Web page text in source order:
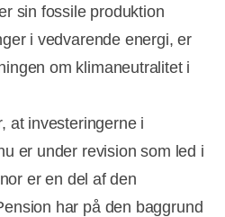
sin fossile produktion
i vedvarende energi, er
om klimaneutralitet i
at investeringerne i
er under revision som led i
er en del af den
har på den baggrund